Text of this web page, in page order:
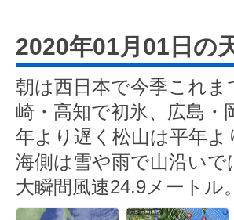
2020年01月01日の
朝は西日本で今季これ
崎・高知で初氷、広島・
年より遅く松山は平年
海側は雪や雨で山沿い
大瞬間風速24.9メートル。